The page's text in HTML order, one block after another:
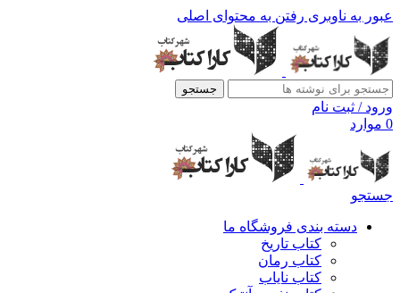
عبور به ناوبری رفتن به محتوای اصلی
جستجو
ورود / ثبت نام
0 موارد
جستجو
دسته بندی فروشگاه ما
کتاب تاریخ
کتاب رمان
کتاب نایاب